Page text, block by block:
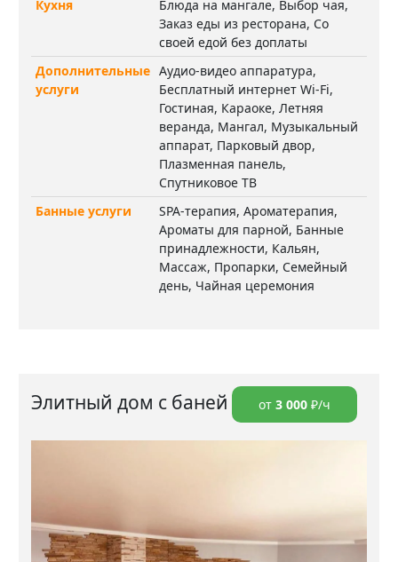
Кухня
Блюда на мангале, Выбор чая,
Заказ еды из ресторана, Со
своей едой без доплаты
Дополнительные
услуги
Аудио-видео аппаратура,
Бесплатный интернет Wi-Fi,
Гостиная, Караоке, Летняя
веранда, Мангал, Музыкальный
аппарат, Парковый двор,
Плазменная панель,
Спутниковое ТВ
Банные услуги
SPA-терапия, Ароматерапия,
Ароматы для парной, Банные
принадлежности, Кальян,
Массаж, Пропарки, Семейный
день, Чайная церемония
Элитный дом с баней от 3 000 ₽/ч